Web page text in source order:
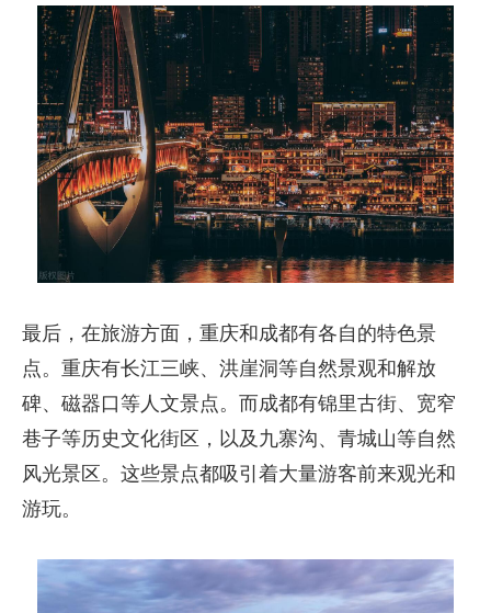
最后，在旅游方面，重庆和成都有各自的特色景
点。重庆有长江三峡、洪崖洞等自然景观和解放
碑、磁器口等人文景点。而成都有锦里古街、宽窄
巷子等历史文化街区，以及九寨沟、青城山等自然
风光景区。这些景点都吸引着大量游客前来观光和
游玩。